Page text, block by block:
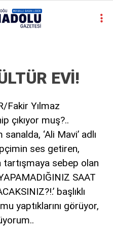
11.2°
ARDAHAN
EVİ!
Fakir Yılmaz
çıkıyor muş?..
‘Ali Mavi’ adlı
ses getiren,
sebep olan
SAAT
başlıklı
yaptıklarını görüyor,